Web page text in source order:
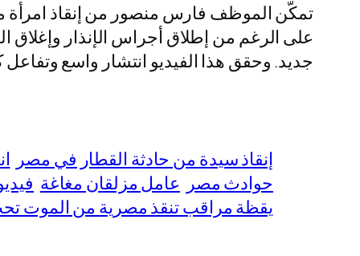
تمكّن الموظف فارس منصور من إنقاذ
على الرغم من إطلاق أجراس الإنذار وإغلاق
جديد. وحقق هذا الفيديو انتشار واسع وتفاعل
إنقاذ سيدة من حادثة القطار في مصر
حوادث مصر عامل مزلقان مغاغة
يقظة مراقب تنقذ مصرية من الموت